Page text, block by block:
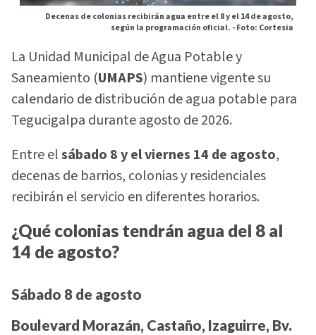
Decenas de colonias recibirán agua entre el 8 y el 14 de agosto,
según la programación oficial. -Foto: Cortesia
La Unidad Municipal de Agua Potable y
Saneamiento (UMAPS) mantiene vigente su
calendario de distribución de agua potable para
Tegucigalpa durante agosto de 2026.
Entre elsábado 8 y el viernes 14 de agosto,
decenas de barrios, colonias y residenciales
recibirán el servicio en diferentes horarios.
¿Qué colonias tendrán agua del 8 al
14 de agosto?
Sábado 8 de agosto
Boulevard Morazán, Castaño, Izaguirre, Bv.